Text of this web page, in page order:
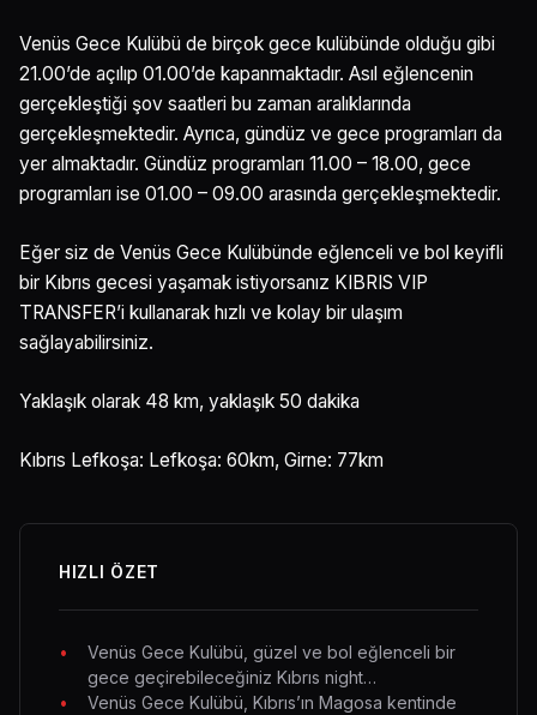
Venüs Gece Kulübü de birçok gece kulübünde olduğu gibi
21.00’de açılıp 01.00’de kapanmaktadır. Asıl eğlencenin
gerçekleştiği şov saatleri bu zaman aralıklarında
gerçekleşmektedir. Ayrıca, gündüz ve gece programları da
yer almaktadır. Gündüz programları 11.00 – 18.00, gece
programları ise 01.00 – 09.00 arasında gerçekleşmektedir.
Eğer siz de Venüs Gece Kulübünde eğlenceli ve bol keyifli
bir Kıbrıs gecesi yaşamak istiyorsanız KIBRIS VIP
TRANSFER’i kullanarak hızlı ve kolay bir ulaşım
sağlayabilirsiniz.
Yaklaşık olarak 48 km, yaklaşık 50 dakika
Kıbrıs Lefkoşa: Lefkoşa: 60km, Girne: 77km
HIZLI ÖZET
Venüs Gece Kulübü, güzel ve bol eğlenceli bir
gece geçirebileceğiniz Kıbrıs night…
Venüs Gece Kulübü, Kıbrıs’ın Magosa kentinde